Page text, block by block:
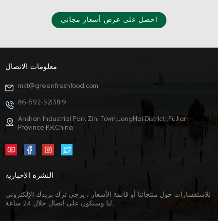
احصل على عرض أسعار مجاني
معلومات الاتصال
mkt@greenfreshfood.com
86-592-5213819
Anshan Industrial Park,Zini Town,LongHai District ,FuJian
Province,P.R.China
النشرة الإخبارية
للاستفسارات حول منتجاتنا أو قائمة الأسعار ، يرجى ترك بريدك الإلكتروني
لنا وسنكون على اتصال خلال 24 ساعة.